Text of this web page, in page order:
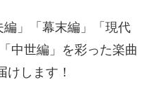
編」「幕末編」「現代
中世編」を彩った楽曲
します！